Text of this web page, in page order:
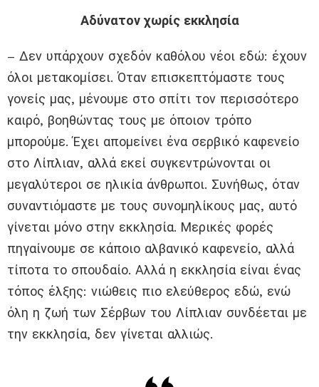
Αδύνατον χωρίς εκκλησία
– Δεν υπάρχουν σχεδόν καθόλου νέοι εδώ: έχουν
όλοι μετακομίσει. Όταν επισκεπτόμαστε τους
γονείς μας, μένουμε στο σπίτι τον περισσότερο
καιρό, βοηθώντας τους με όποιον τρόπο
μπορούμε. Έχει απομείνει ένα σερβικό καφενείο
στο Λίπλιαν, αλλά εκεί συγκεντρώνονται οι
μεγαλύτεροι σε ηλικία άνθρωποι. Συνήθως, όταν
συναντιόμαστε με τους συνομηλίκους μας, αυτό
γίνεται μόνο στην εκκλησία. Μερικές φορές
πηγαίνουμε σε κάποιο αλβανικό καφενείο, αλλά
τίποτα το σπουδαίο. Αλλά η εκκλησία είναι ένας
τόπος έλξης: νιώθεις πιο ελεύθερος εδώ, ενώ
όλη η ζωή των Σέρβων του Λίπλιαν συνδέεται με
την εκκλησία, δεν γίνεται αλλιώς.